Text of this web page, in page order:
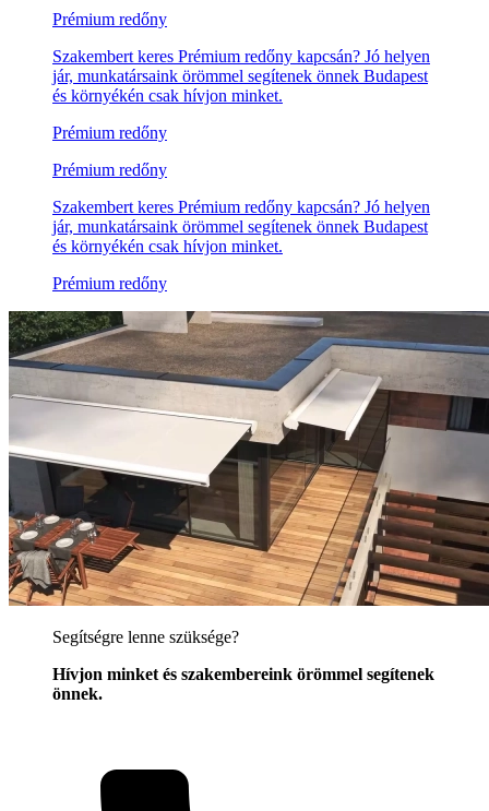
Prémium redőny
Szakembert keres Prémium redőny kapcsán? Jó helyen
jár, munkatársaink örömmel segítenek önnek Budapest
és környékén csak hívjon minket.
Prémium redőny
Prémium redőny
Szakembert keres Prémium redőny kapcsán? Jó helyen
jár, munkatársaink örömmel segítenek önnek Budapest
és környékén csak hívjon minket.
Prémium redőny
Segítségre lenne szüksége?
Hívjon minket és szakembereink örömmel segítenek
önnek.